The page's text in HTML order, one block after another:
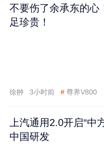
不要伤了余承东的心
足珍贵！
徐翀 3小时前 # 尊界V800
上汽通用2.0开启“中
中国研发